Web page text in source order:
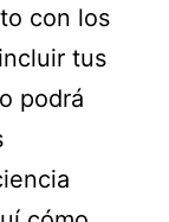
con los
tus
podrá